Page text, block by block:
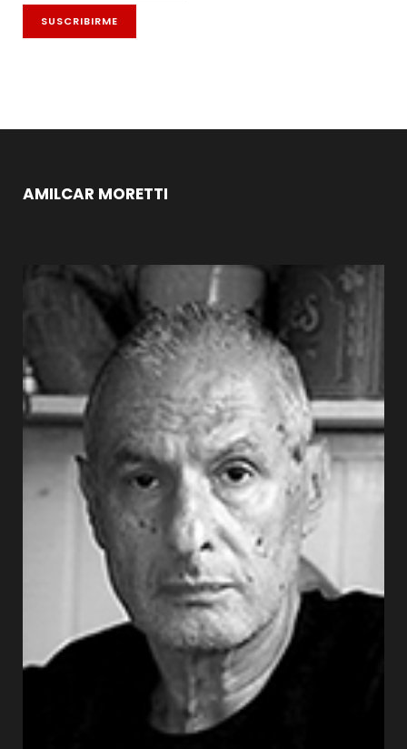
AMILCAR MORETTI